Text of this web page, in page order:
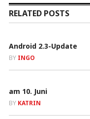
RELATED POSTS
Android 2.3-Update
BY INGO
am 10. Juni
BY KATRIN